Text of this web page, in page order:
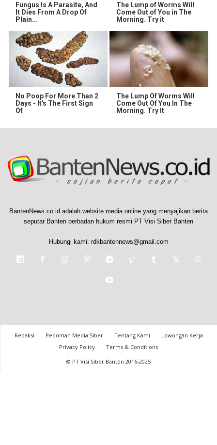
Fungus Is A Parasite, And
It Dies From A Drop Of
Plain...
The Lump of Worms Will
Come Out of You in The
Morning. Try it
No Poop For More Than 2
Days - It's The First Sign
Of
The Lump Of Worms Will
Come Out Of You In The
Morning. Try It
BantenNews.co.id adalah website media online yang menyajikan berita
seputar Banten berbadan hukum resmi PT Visi Siber Banten
Hubungi kami: rdkbantennews@gmail.com
Redaksi Pedoman Media Siber Tentang Kami
Lowongan Kerja
Privacy Policy
Terms & Conditions
© PT Visi Siber Banten 2016-2025